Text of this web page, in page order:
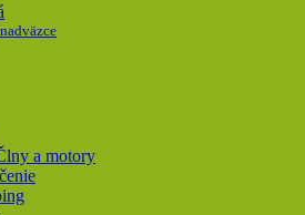
a motory